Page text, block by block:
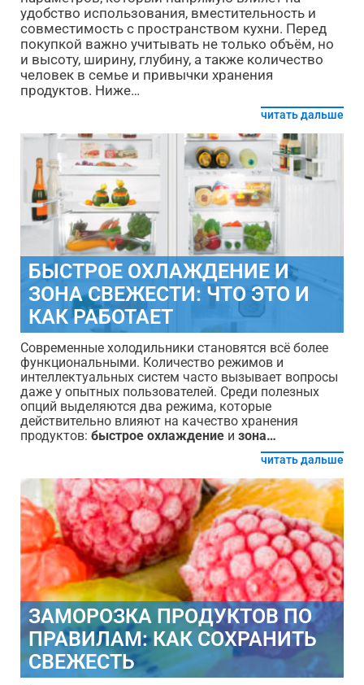
удобство использования, вместительность и
совместимость с пространством кухни. Перед
покупкой важно учитывать не только объём, но
и высоту, ширину, глубину, а также количество
человек в семье и привычки хранения
продуктов. Ниже…
читать дальше
БЫСТРОЕ ОХЛАЖДЕНИЕ И
ЗОНА СВЕЖЕСТИ: ЧТО ЭТО И
КАК РАБОТАЕТ
Современные холодильники становятся всё более
функциональными. Количество режимов и
интеллектуальных систем часто вызывает вопросы
даже у опытных пользователей. Среди полезных
опций выделяются два режима, которые
действительно влияют на качество хранения
продуктов:быстрое охлаждение изона…
читать дальше
ЗАМОРОЗКА ПРОДУКТОВ ПО
ПРАВИЛАМ: КАК СОХРАНИТЬ
СВЕЖЕСТЬ